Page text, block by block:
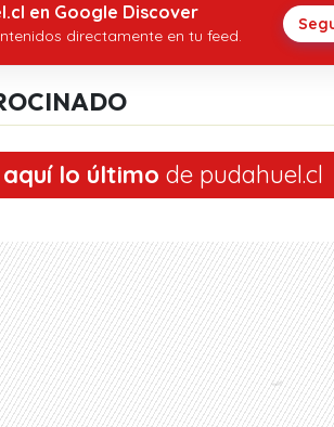
en Google Discover
directamente en tu feed.
aquí lo último de pudahuel.cl